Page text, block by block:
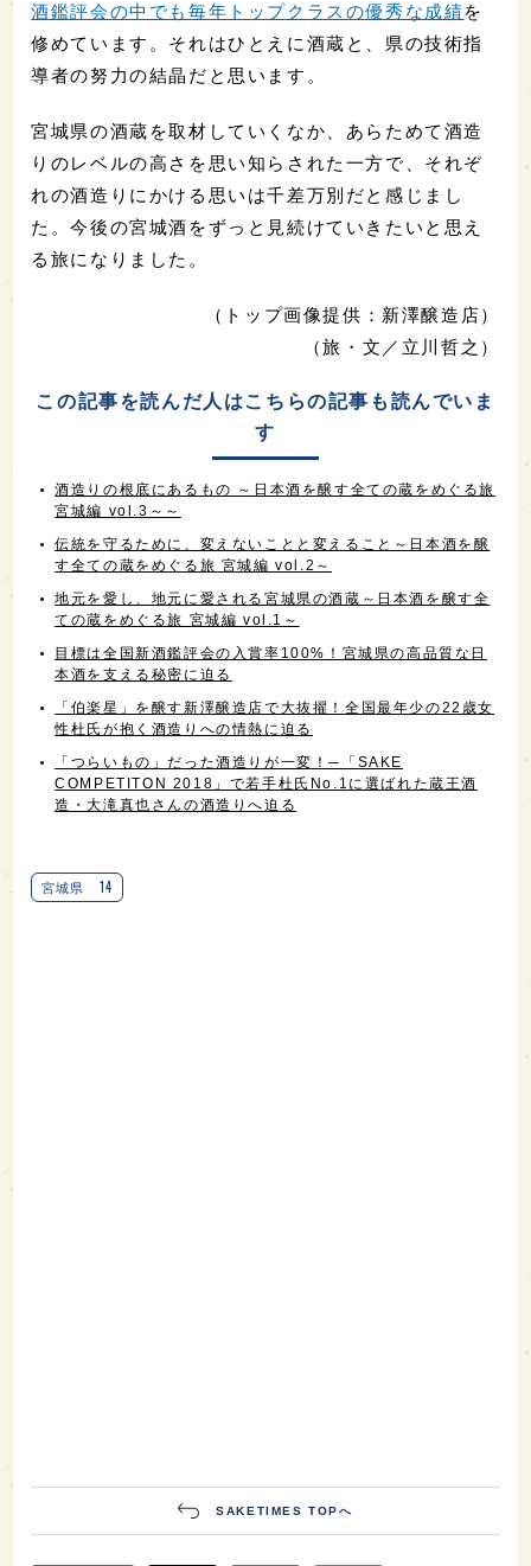
酒鑑評会の中でも毎年トップクラスの優秀な成績を
修めています。それはひとえに酒蔵と、県の技術指
導者の努力の結晶だと思います。
宮城県の酒蔵を取材していくなか、あらためて酒造
りのレベルの高さを思い知らされた一方で、それぞ
れの酒造りにかける思いは千差万別だと感じまし
た。今後の宮城酒をずっと見続けていきたいと思え
る旅になりました。
（トップ画像提供：新澤醸造店）
（旅・文／立川哲之）
この記事を読んだ人はこちらの記事も読んでいま
す
酒造りの根底にあるもの ～日本酒を醸す全ての蔵をめぐる旅
宮城編 vol.3～～
伝統を守るために、変えないことと変えること～日本酒を醸
す全ての蔵をめぐる旅 宮城編 vol.2～
地元を愛し、地元に愛される宮城県の酒蔵～日本酒を醸す全
ての蔵をめぐる旅 宮城編 vol.1～
目標は全国新酒鑑評会の入賞率100%！宮城県の高品質な日
本酒を支える秘密に迫る
「伯楽星」を醸す新澤醸造店で大抜擢！全国最年少の22歳女
性杜氏が抱く酒造りへの情熱に迫る
「つらいもの」だった酒造りが一変！─「SAKE
COMPETITON 2018」で若手杜氏No.1に選ばれた蔵王酒
造・大滝真也さんの酒造りへ迫る
宮城県 14
SAKETIMES TOPへ